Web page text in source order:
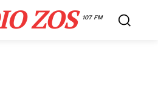
ZOS 107 FM